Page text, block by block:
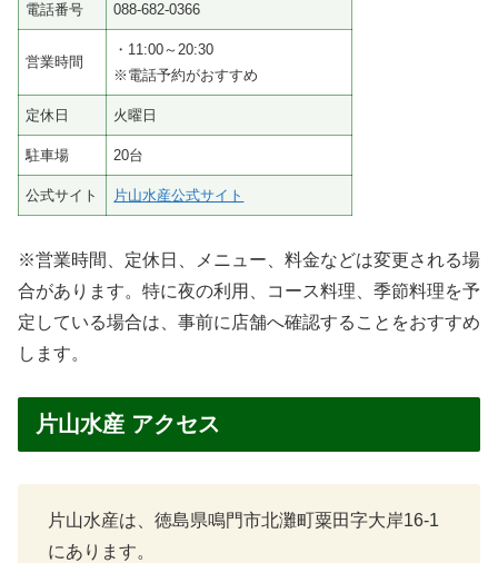
電話番号 088-682-0366
営業時間
・11:00～20:30
※電話予約がおすすめ
定休日 火曜日
駐車場 20台
公式サイト 片山水産公式サイト
※営業時間、定休日、メニュー、料金などは変更される場
合があります。特に夜の利用、コース料理、季節料理を予
定している場合は、事前に店舗へ確認することをおすすめ
します。
片山水産 アクセス
片山水産は、徳島県鳴門市北灘町粟田字大岸16-1
にあります。